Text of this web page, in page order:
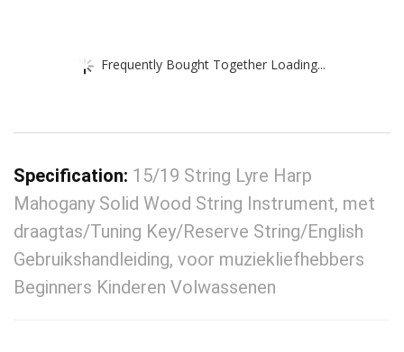
Frequently Bought Together Loading...
Specification: 15/19 String Lyre Harp
Mahogany Solid Wood String Instrument, met
draagtas/Tuning Key/Reserve String/English
Gebruikshandleiding, voor muziekliefhebbers
Beginners Kinderen Volwassenen